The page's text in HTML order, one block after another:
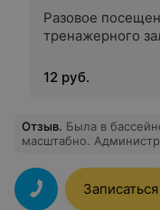
Разовое
тренажерного
12 руб.
Отзыв. Была в
масштабно.
Записаться